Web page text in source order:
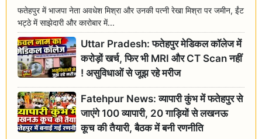
फतेहपुर में भाजपा नेता अवधेश मिश्रा और उनकी पत्नी रेखा मिश्रा पर जमीन, ईंट
भट्ठे में साझेदारी और कारोबार में...
Uttar Pradesh: फतेहपुर मेडिकल कॉलेज में
करोड़ों खर्च, फिर भी MRI और CT Scan नहीं
! असुविधाओं से जूझ रहे मरीज
Fatehpur News: व्यापारी कुंभ में फतेहपुर से
जाएंगे 100 व्यापारी, 20 गाड़ियों से लखनऊ
कूच की तैयारी, बैठक में बनी रणनीति